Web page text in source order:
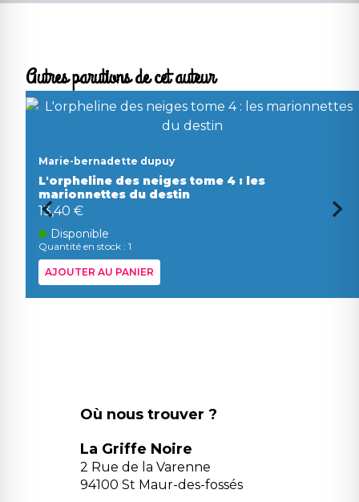
Autres parutions de cet auteur
Marie-bernadette dupuy
L'orpheline des neiges tome 4 : les
marionnettes du destin
13,40 €
Disponible
Quantité en stock : 1
AJOUTER AU PANIER
Où nous trouver ?
La Griffe Noire
2 Rue de la Varenne
94100 St Maur-des-fossés